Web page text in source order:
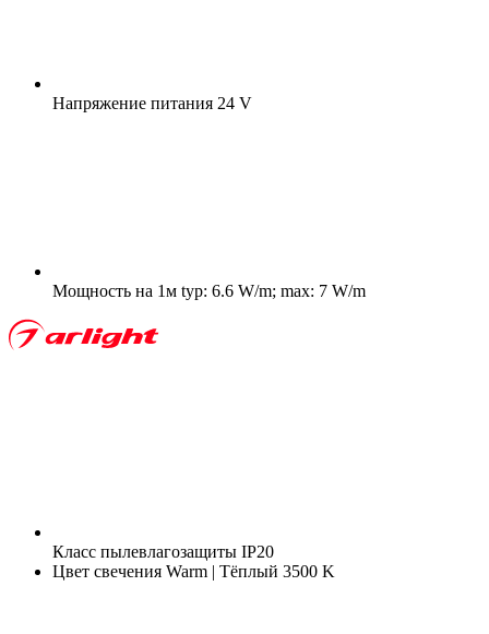
Напряжение питания 24 V
Мощность на 1м typ: 6.6 W/m; max: 7 W/m
Класс пылевлагозащиты IP20
Цвет свечения Warm | Тёплый 3500 K